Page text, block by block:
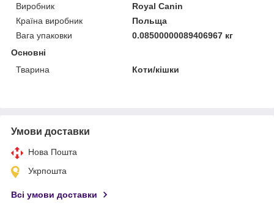
Виробник
Royal Canin
Країна виробник
Польща
Вага упаковки
0.08500000089406967 кг
Основні
Тварина
Коти/кішки
Умови доставки
Нова Пошта
Укрпошта
Всі умови доставки